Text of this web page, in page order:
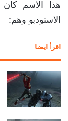
هذا الاسم
الاستوديو وهم:
اقرأ ايضا